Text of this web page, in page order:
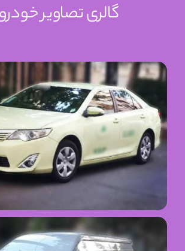
گالری تصاویر